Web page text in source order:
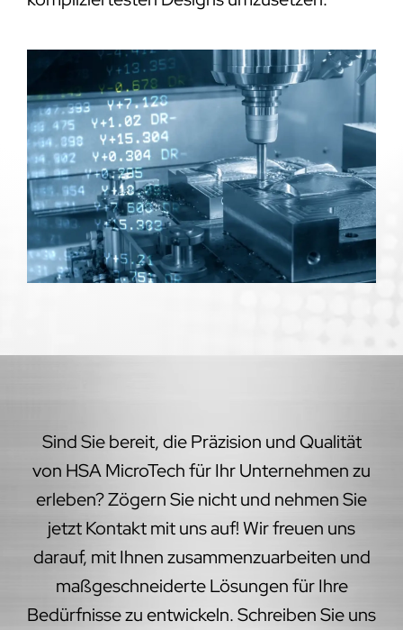
Sind Sie bereit, die Präzision und Qualität
von HSA MicroTech für Ihr Unternehmen zu
erleben? Zögern Sie nicht und nehmen Sie
jetzt Kontakt mit uns auf! Wir freuen uns
darauf, mit Ihnen zusammenzuarbeiten und
maßgeschneiderte Lösungen für Ihre
Bedürfnisse zu entwickeln. Schreiben Sie uns